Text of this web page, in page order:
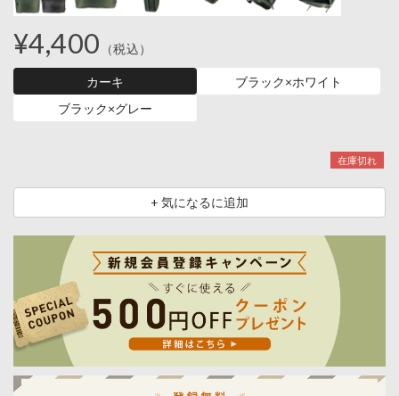
¥4,400 （税込）
カーキ
ブラック×ホワイト
ブラック×グレー
在庫切れ
+ 気になるに追加